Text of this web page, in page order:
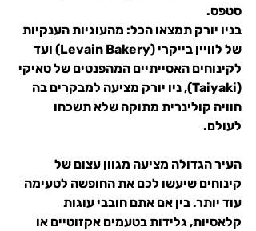
סטפס.
בניו יורק תמצאו הכל: מהעוגיות הענקיות
של לוויין בייקרי (
Levain Bakery) ועד
לקינוחים האסייתיים המהפנטים של טאיקי
(Taiyaki), ניו יורק מציעה למבקרים בה
חוויה קולינרית מתוקה שלא תשכחו
לעולם.
העיר הגדולה מציעה מגוון עצום של
קינוחים שיעשו לכם את החופשה לטעימה
עוד יותר. בין אם אתם חובבי עוגות
קלאסיות, גלידות בטעמים אקזוטיים או